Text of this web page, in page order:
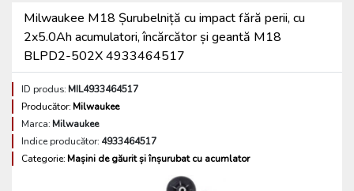
Milwaukee M18 Șurubelniță cu impact fără perii, cu
2x5.0Ah acumulatori, încărcător și geantă M18
BLPD2-502X 4933464517
ID produs:MIL4933464517
Producător:Milwaukee
Marca:Milwaukee
Indice producător: 4933464517
Categorie:Mașini de găurit și înșurubat cu acumlator